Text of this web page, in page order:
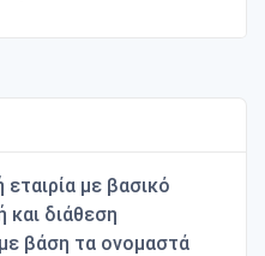
εταιρία με βασικό
και διάθεση
βάση τα ονομαστά